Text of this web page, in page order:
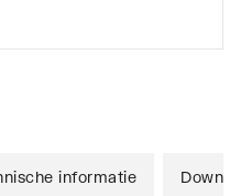
informatie